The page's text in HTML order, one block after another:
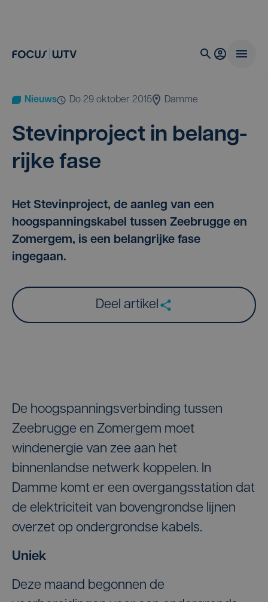
Nieuws do 29 oktober 2015 Damme
Ste­vin­pro­ject in belang­
rij­ke fase
Het Stevinproject, de aanleg van een
hoogspanningskabel tussen Zeebrugge en
Zomergem, is een belangrijke fase
ingegaan.
Deel artikel
De hoogspanningsverbinding tussen
Zeebrugge en Zomergem moet
windenergie van zee aan het
binnenlandse netwerk koppelen. In
Damme komt er een overgangsstation dat
de elektriciteit van bovengrondse lijnen
overzet op ondergrondse kabels.
Uniek
Deze maand begonnen de